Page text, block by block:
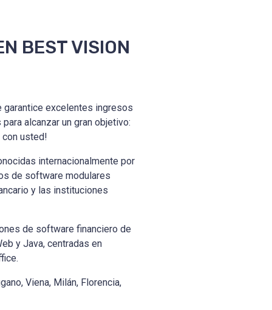
BEST VISION
garantice excelentes ingresos
alcanzar un gran objetivo:
con usted!
internacionalmente por
de software modulares
y las instituciones
de software financiero de
y Java, centradas en
Viena, Milán, Florencia,